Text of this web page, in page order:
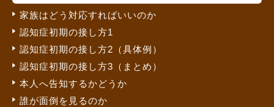
家族はどう対応すればいいのか
認知症初期の接し方1
認知症初期の接し方2（具体例）
認知症初期の接し方3（まとめ）
本人へ告知するかどうか
誰が面倒を見るのか